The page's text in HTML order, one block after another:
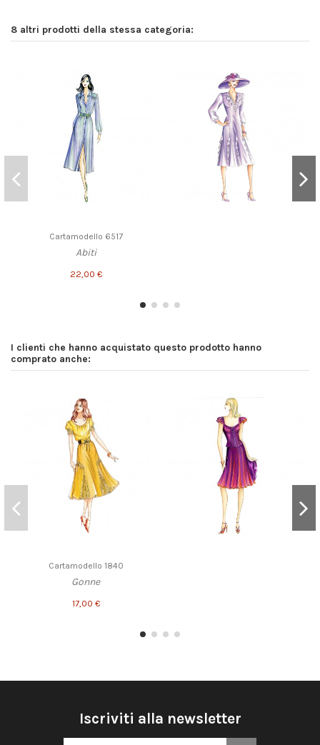
8 altri prodotti della stessa categoria:
Cartamodello 6517
Abiti
22,00 €
I clienti che hanno acquistato questo prodotto hanno
comprato anche:
Cartamodello 1840
Gonne
17,00 €
Iscriviti alla newsletter